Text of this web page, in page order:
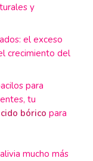
y
el exceso
crecimiento del
para
tu
bórico para
mucho más